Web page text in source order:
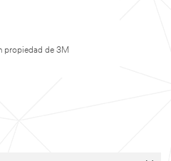
propiedad de 3M